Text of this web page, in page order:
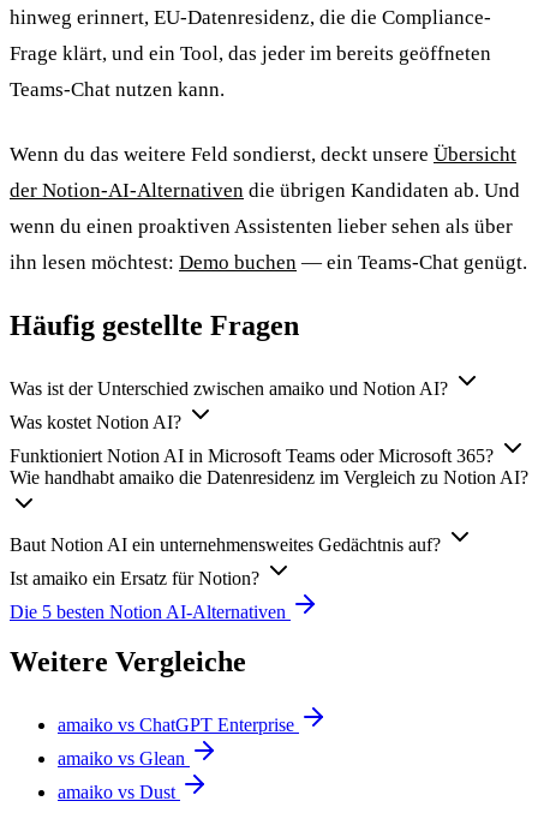
hinweg erinnert, EU-Datenresidenz, die die Compliance-
Frage klärt, und ein Tool, das jeder im bereits geöffneten
Teams-Chat nutzen kann.
Wenn du das weitere Feld sondierst, deckt unsere Übersicht
der Notion-AI-Alternativen die übrigen Kandidaten ab. Und
wenn du einen proaktiven Assistenten lieber sehen als über
ihn lesen möchtest: Demo buchen — ein Teams-Chat genügt.
Häufig gestellte Fragen
Was ist der Unterschied zwischen amaiko und Notion AI?
Was kostet Notion AI?
Funktioniert Notion AI in Microsoft Teams oder Microsoft 365?
Wie handhabt amaiko die Datenresidenz im Vergleich zu Notion AI?
Baut Notion AI ein unternehmensweites Gedächtnis auf?
Ist amaiko ein Ersatz für Notion?
Die 5 besten Notion AI-Alternativen
Weitere Vergleiche
amaiko vs ChatGPT Enterprise
amaiko vs Glean
amaiko vs Dust